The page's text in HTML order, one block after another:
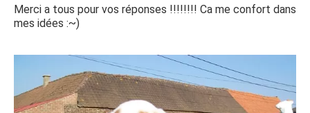
Merci a tous pour vos réponses !!!!!!!! Ca me confort dans
mes idées :~)